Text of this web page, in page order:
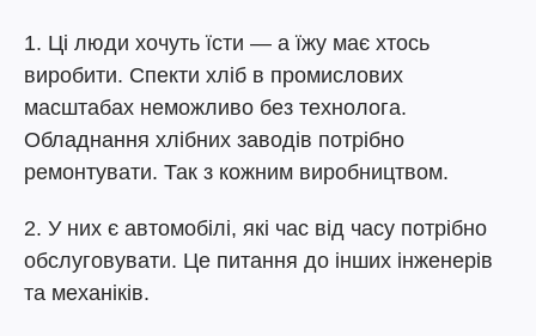
1. Ці люди хочуть їсти — а їжу має хтось
виробити. Спекти хліб в промислових
масштабах неможливо без технолога.
Обладнання хлібних заводів потрібно
ремонтувати. Так з кожним виробництвом.
2. У них є автомобілі, які час від часу потрібно
обслуговувати. Це питання до інших інженерів
та механіків.